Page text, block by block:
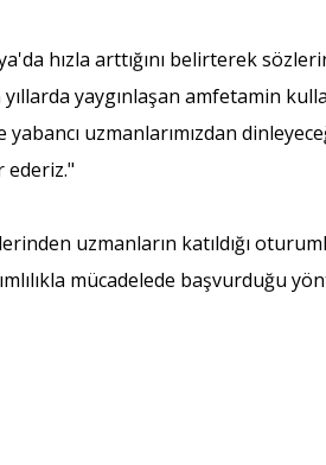
hızla arttığını belirterek
yaygınlaşan amfetamin
uzmanlarımızdan
ederiz."
uzmanların katıldığı
mücadelede başvurduğu